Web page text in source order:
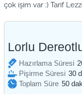
çok işim var :) Tarif
Lorlu
Hazırlama Süresi
Pişirme Süresi 30
Toplam Süre 50